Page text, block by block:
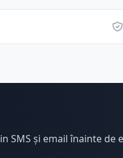
și email înainte de